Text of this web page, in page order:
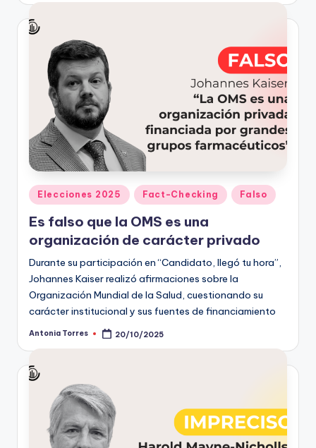
Publicado
en
Elecciones 2025 Fact-Checking Falso
Es falso que la OMS es una
organización de carácter privado
Durante su participación en “Candidato, llegó tu hora”,
Johannes Kaiser realizó afirmaciones sobre la
Organización Mundial de la Salud, cuestionando su
carácter institucional y sus fuentes de financiamiento
Publicado
Antonia Torres 20/10/2025